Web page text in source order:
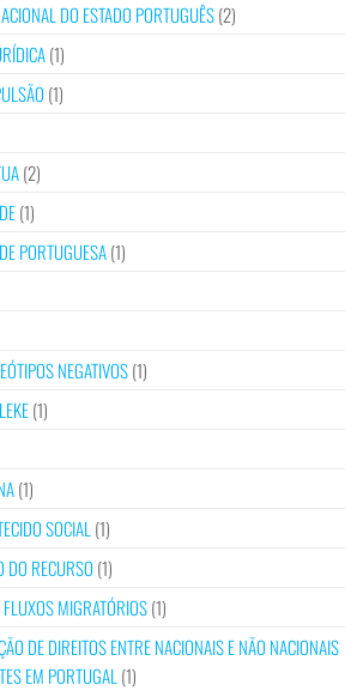
DO ESTADO PORTUGUÊS(2)
(1)
(1)
(2)
(1)
PORTUGUESA(1)
NEGATIVOS(1)
(1)
(1)
SOCIAL (1)
DO RECURSO (1)
MIGRATÓRIOS(1)
DE DIREITOS ENTRE NACIONAIS E NÃO NACIONAIS
EM PORTUGAL (1)